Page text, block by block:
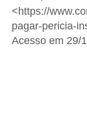
<https://
pagar-pericia-
Acesso em 29/